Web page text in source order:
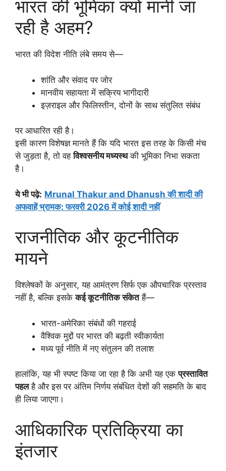
भारत की भूमिका क्यों मानी जा
रही है अहम?
भारत की विदेश नीति लंबे समय से—
शांति और संवाद पर जोर
मानवीय सहायता में सक्रिय भागीदारी
इज़राइल और फिलिस्तीन, दोनों के साथ संतुलित संबंध
पर आधारित रही है।
इसी कारण विशेषज्ञ मानते हैं कि यदि भारत इस तरह के किसी मंच
से जुड़ता है, तो वहविश्वसनीय मध्यस्थकी भूमिका निभा सकता
है।
ये भी पढ़े: Mrunal Thakur and Dhanush की शादी की
अफवाहें भ्रामक: फरवरी 2026 में कोई शादी नहीं
राजनीतिक और कूटनीतिक
मायने
विश्लेषकों के अनुसार, यह आमंत्रण सिर्फ एक औपचारिक प्रस्ताव
नहीं है, बल्कि इसकेकई कूटनीतिक संकेतहैं—
भारत-अमेरिका संबंधों की गहराई
वैश्विक मुद्दों पर भारत की बढ़ती स्वीकार्यता
मध्य पूर्व नीति में नए संतुलन की तलाश
हालांकि, यह भी स्पष्ट किया जा रहा है कि अभी यह एकप्रस्तावित
पहलहै और इस पर अंतिम निर्णय संबंधित देशों की सहमति के बाद
ही लिया जाएगा।
आधिकारिक प्रतिक्रिया का
इंतजार